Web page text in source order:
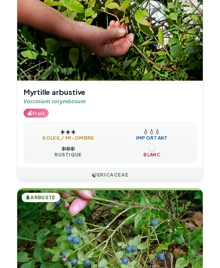
Myrtille arbustive
Vaccinium corymbosum
🍎Fruit
☀️☀️☀️
SOLEIL / MI-OMBRE
💧 💧 💧
IMPORTANT
❄️❄️❄️
RUSTIQUE BLANC
🍃ERICACEAE
🌲ARBUSTE